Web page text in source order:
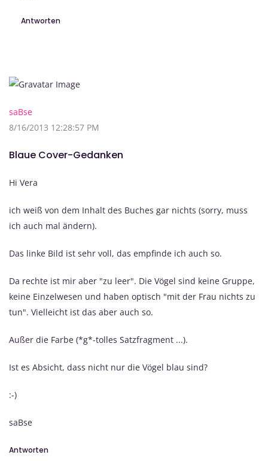
Antworten
saBse
8/16/2013 12:28:57 PM
Blaue Cover-Gedanken
Hi Vera
ich weiß von dem Inhalt des Buches gar nichts (sorry, muss
ich auch mal ändern).
Das linke Bild ist sehr voll, das empfinde ich auch so.
Da rechte ist mir aber "zu leer". Die Vögel sind keine Gruppe,
keine Einzelwesen und haben optisch "mit der Frau nichts zu
tun". Vielleicht ist das aber auch so.
Außer die Farbe (*g*-tolles Satzfragment ...).
Ist es Absicht, dass nicht nur die Vögel blau sind?
:-)
saBse
Antworten